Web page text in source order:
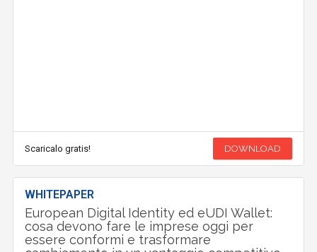
Scaricalo gratis! DOWNLOAD
WHITEPAPER
European Digital Identity ed eUDI Wallet:
cosa devono fare le imprese oggi per
essere conformi e trasformare